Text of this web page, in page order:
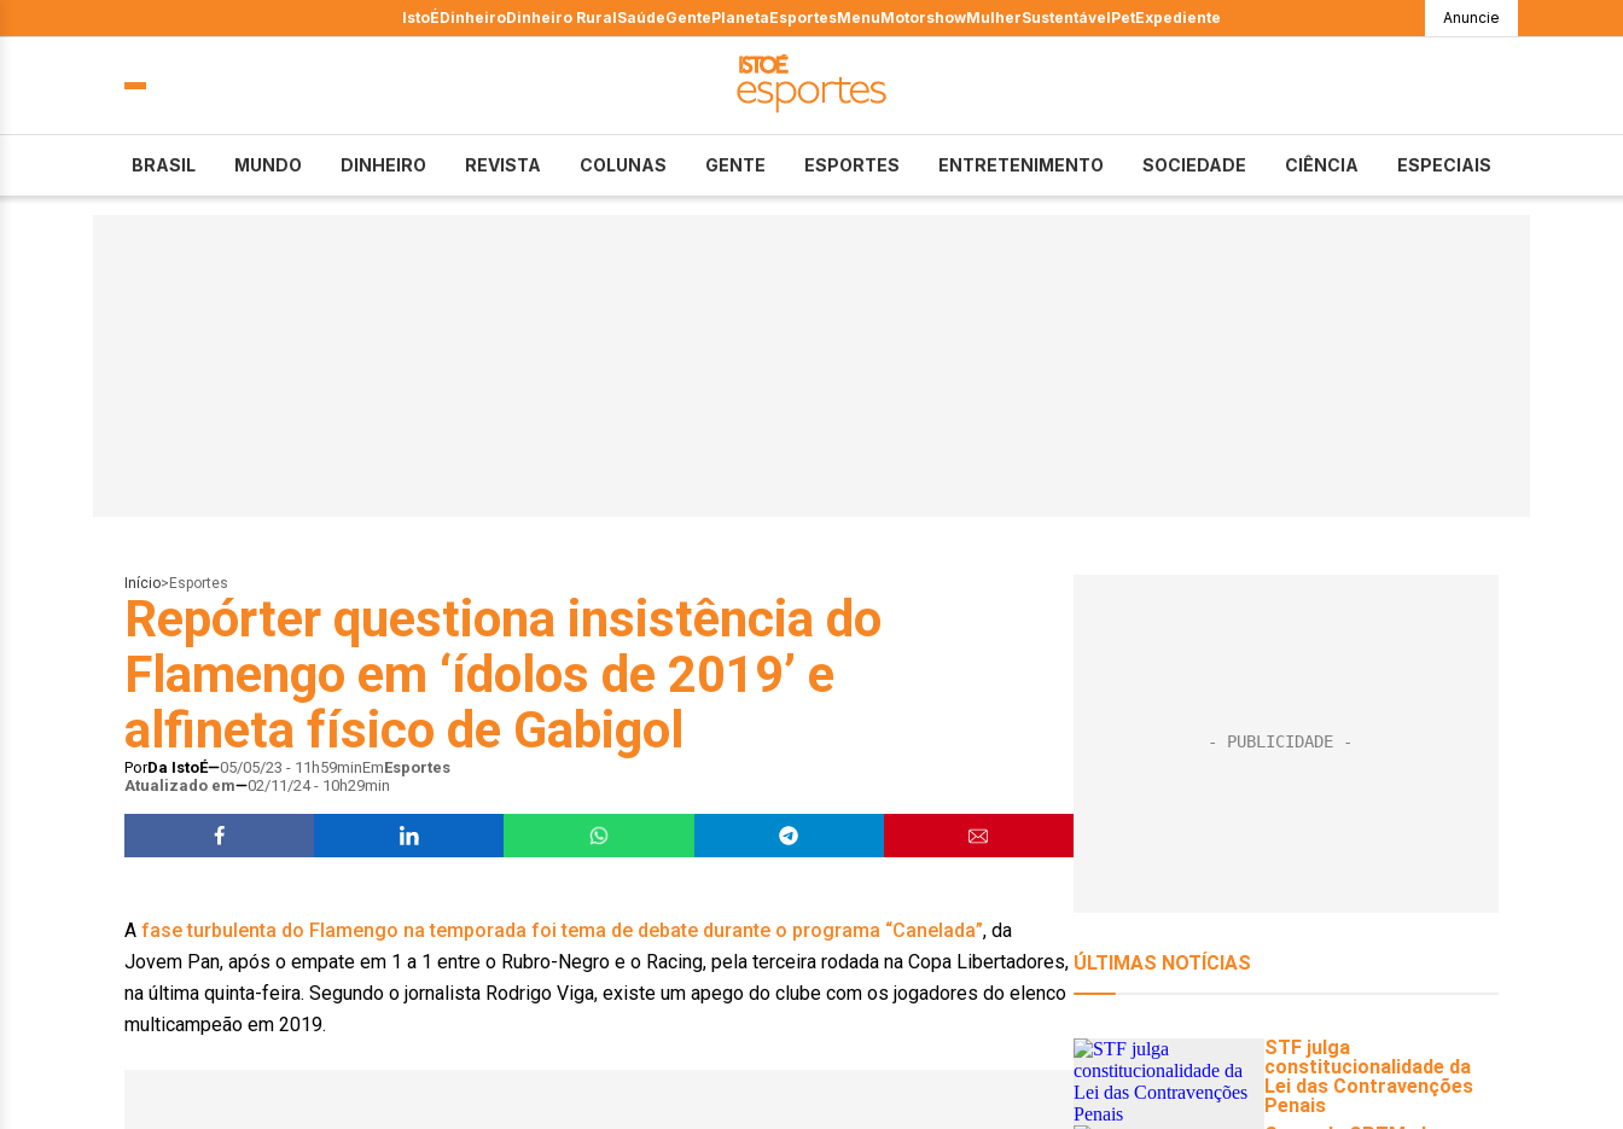
IstoÉDinheiroDinheiro RuralSaúdeGentePlanetaEsportesMenuMotorshowMulherSustentávelPetExpediente Anuncie
BRASIL MUNDO DINHEIRO REVISTA COLUNAS GENTE ESPORTES ENTRETENIMENTO SOCIEDADE CIÊNCIA ESPECIAIS
Início> Esportes
Repórter questiona insistência do
Flamengo em ‘ídolos de 2019’ e
alfineta físico de Gabigol
PorDa IstoÉ 05/05/23 - 11h59minEmEsportes
Atualizado em
02/11/24 - 10h29min
A fase turbulenta do Flamengo na temporada foi tema de debate durante o programa “Canelada”, da
Jovem Pan, após o empate em 1 a 1 entre o Rubro-Negro e o Racing, pela terceira rodada na Copa Libertadores,
na última quinta-feira. Segundo o jornalista Rodrigo Viga, existe um apego do clube com os jogadores do elenco
multicampeão em 2019.